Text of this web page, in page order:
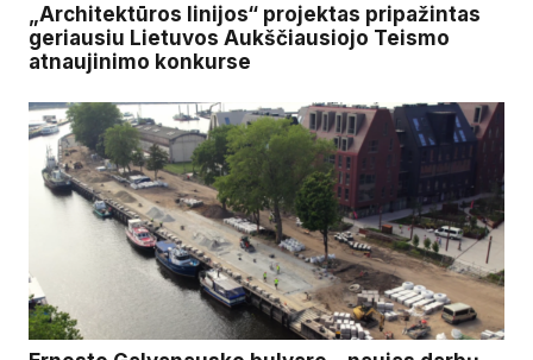
„Architektūros linijos“ projektas pripažintas
geriausiu Lietuvos Aukščiausiojo Teismo
atnaujinimo konkurse